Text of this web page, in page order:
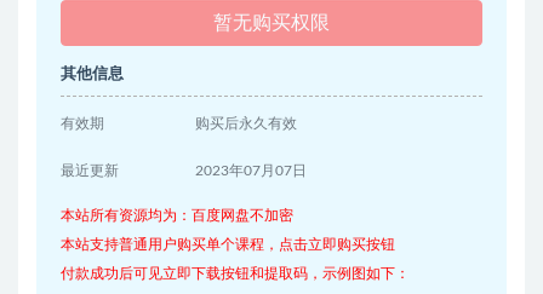
暂无购买权限
其他信息
有效期 购买后永久有效
最近更新 2023年07月07日
本站所有资源均为：百度网盘不加密
本站支持普通用户购买单个课程，点击立即购买按钮
付款成功后可见立即下载按钮和提取码，示例图如下：